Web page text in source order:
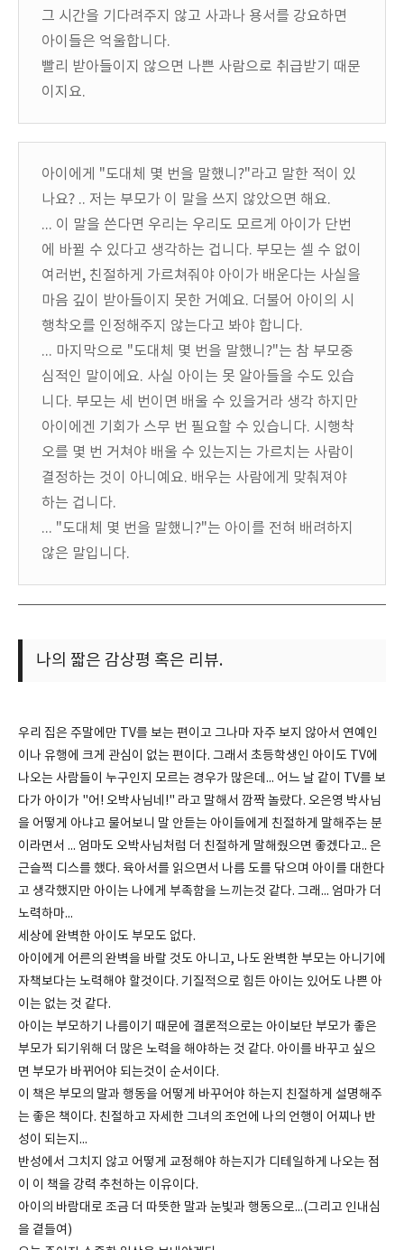
그 시간을 기다려주지 않고 사과나 용서를 강요하면
아이들은 억울합니다.
빨리 받아들이지 않으면 나쁜 사람으로 취급받기 때문
이지요.
아이에게 "도대체 몇 번을 말했니?"라고 말한 적이 있
나요? .. 저는 부모가 이 말을 쓰지 않았으면 해요.
... 이 말을 쓴다면 우리는 우리도 모르게 아이가 단번
에 바뀔 수 있다고 생각하는 겁니다. 부모는 셀 수 없이
여러번, 친절하게 가르쳐줘야 아이가 배운다는 사실을
마음 깊이 받아들이지 못한 거예요. 더불어 아이의 시
행착오를 인정해주지 않는다고 봐야 합니다.
... 마지막으로 "도대체 몇 번을 말했니?"는 참 부모중
심적인 말이에요. 사실 아이는 못 알아들을 수도 있습
니다. 부모는 세 번이면 배울 수 있을거라 생각 하지만
아이에겐 기회가 스무 번 필요할 수 있습니다. 시행착
오를 몇 번 거쳐야 배울 수 있는지는 가르치는 사람이
결정하는 것이 아니예요. 배우는 사람에게 맞춰져야
하는 겁니다.
... "도대체 몇 번을 말했니?"는 아이를 전혀 배려하지
않은 말입니다.
나의 짧은 감상평 혹은 리뷰.
우리 집은 주말에만 TV를 보는 편이고 그나마 자주 보지 않아서 연예인
이나 유행에 크게 관심이 없는 편이다. 그래서 초등학생인 아이도 TV에
나오는 사람들이 누구인지 모르는 경우가 많은데... 어느 날 같이 TV를 보
다가 아이가 "어! 오박사님네!" 라고 말해서 깜짝 놀랐다. 오은영 박사님
을 어떻게 아냐고 물어보니 말 안듣는 아이들에게 친절하게 말해주는 분
이라면서 ... 엄마도 오박사님처럼 더 친절하게 말해줬으면 좋겠다고.. 은
근슬쩍 디스를 했다. 육아서를 읽으면서 나름 도를 닦으며 아이를 대한다
고 생각했지만 아이는 나에게 부족함을 느끼는것 같다. 그래... 엄마가 더
노력하마...
세상에 완벽한 아이도 부모도 없다.
아이에게 어른의 완벽을 바랄 것도 아니고, 나도 완벽한 부모는 아니기에
자책보다는 노력해야 할것이다. 기질적으로 힘든 아이는 있어도 나쁜 아
이는 없는 것 같다.
아이는 부모하기 나름이기 때문에 결론적으로는 아이보단 부모가 좋은
부모가 되기위해 더 많은 노력을 해야하는 것 같다. 아이를 바꾸고 싶으
면 부모가 바뀌어야 되는것이 순서이다.
이 책은 부모의 말과 행동을 어떻게 바꾸어야 하는지 친절하게 설명해주
는 좋은 책이다. 친절하고 자세한 그녀의 조언에 나의 언행이 어찌나 반
성이 되는지...
반성에서 그치지 않고 어떻게 교정해야 하는지가 디테일하게 나오는 점
이 이 책을 강력 추천하는 이유이다.
아이의 바람대로 조금 더 따뜻한 말과 눈빛과 행동으로...(그리고 인내심
을 곁들여)